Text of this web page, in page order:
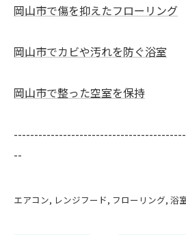
岡山市で傷を抑えたフローリング
岡山市でカビや汚れを防ぐ浴室
岡山市で整った空室を保持
--
エアコン レンジフード フローリング 浴